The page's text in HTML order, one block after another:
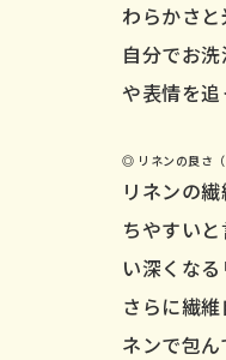
わらかさと
自分でお
や表情を追
◎ リネンの良さ
リネンの
ちやすい
い深くな
さらに繊
ネンで包ん